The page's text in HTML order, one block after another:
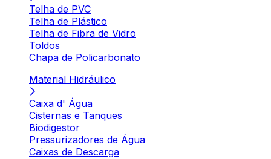
Telha de PVC
Telha de Plástico
Telha de Fibra de Vidro
Toldos
Chapa de Policarbonato
Material Hidráulico
Caixa d' Água
Cisternas e Tanques
Biodigestor
Pressurizadores de Água
Caixas de Descarga